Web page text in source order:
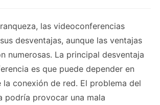
las videoconferencias
desventajas, aunque las ventajas
numerosas. La principal desventaja
es que puede depender en
la conexión de red. El problema del
podría provocar una mala